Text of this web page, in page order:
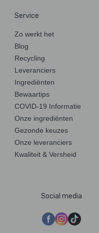
Service
Zo werkt het
Blog
Recycling
Leveranciers
Ingrediënten
Bewaartips
COVID-19 Informatie
Onze ingrediënten
Gezonde keuzes
Onze leveranciers
Kwaliteit & Versheid
Social media